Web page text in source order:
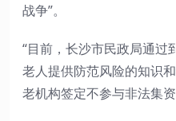
战争”。
“目前，长沙市民政局通过
老人提供防范风险的知识
老机构签定不参与非法集